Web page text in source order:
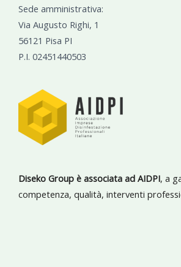
Sede amministrativa:
Via Augusto Righi, 1
56121 Pisa PI
P.I. 02451440503
Diseko Group è associata ad AIDPI, a
competenza, qualità, interventi